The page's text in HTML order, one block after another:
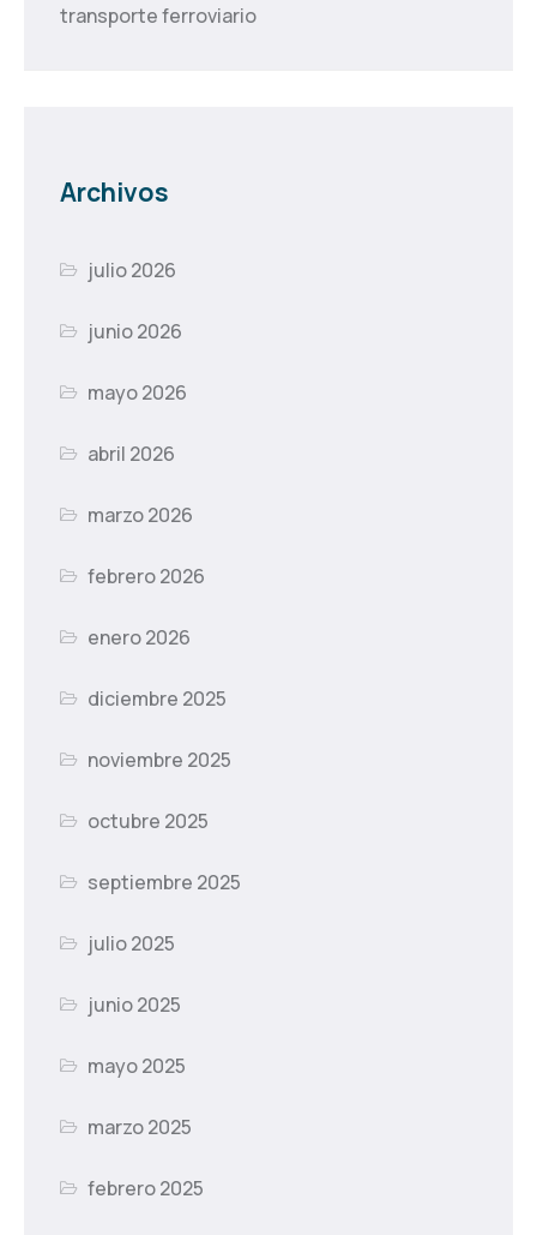
transporte ferroviario
Archivos
julio 2026
junio 2026
mayo 2026
abril 2026
marzo 2026
febrero 2026
enero 2026
diciembre 2025
noviembre 2025
octubre 2025
septiembre 2025
julio 2025
junio 2025
mayo 2025
marzo 2025
febrero 2025